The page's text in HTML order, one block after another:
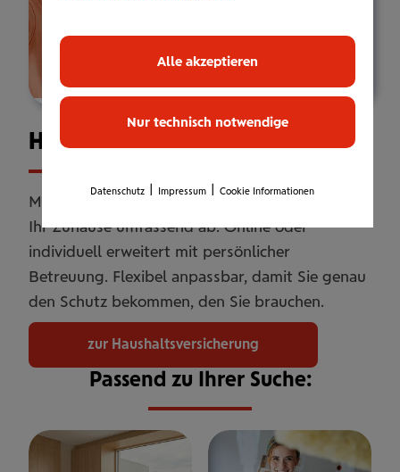
Haus­halts­ver­si­che­rung
Mit unserer Haushaltsversicherung sichern Sie
Ihr Zuhause umfassend ab. Online oder
individuell erweitert mit persönlicher
Betreuung. Flexibel anpassbar, damit Sie genau
den Schutz bekommen, den Sie brauchen.
zur Haushaltsversicherung
Passend zu Ihrer Suche:
Nur technisch notwendige
Alle akzeptieren
Datenschutz Impressum Cookie Informationen